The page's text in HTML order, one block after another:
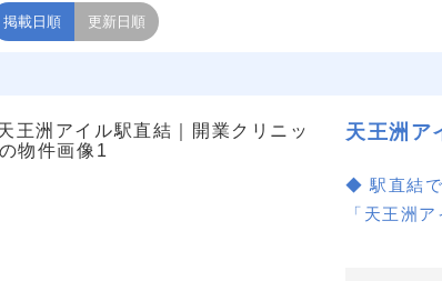
掲載日順 更新日順
天王洲ア
◆ 駅直結で
「天王洲
りやすく